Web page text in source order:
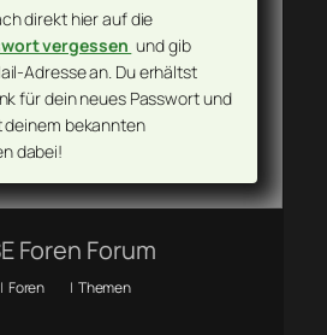
direkt hier auf die
vergessen und gib
Adresse an. Du erhältst
für dein neues Passwort und
deinem bekannten
dabei!
Foren Forum
| Foren | Themen